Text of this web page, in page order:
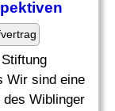
Wir sind eine
Wiblinger